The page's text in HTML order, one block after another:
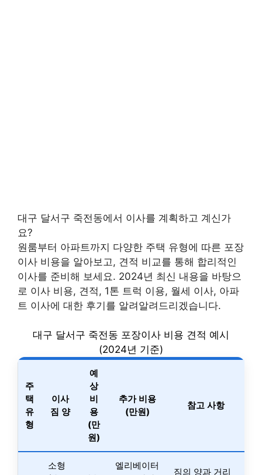
대구 달서구 죽전동에서 이사를 계획하고 계신가
요?
원룸부터 아파트까지 다양한 주택 유형에 따른 포장
이사 비용을 알아보고, 견적 비교를 통해 합리적인
이사를 준비해 보세요. 2024년 최신 내용을 바탕으
로 이사 비용, 견적, 1톤 트럭 이용, 월세 이사, 아파
트 이사에 대한 후기를 알려알려드리겠습니다.
대구 달서구 죽전동 포장이사 비용 견적 예시
(2024년 기준)
주
택
유
형
이사
짐 양
예
상
비
용
(만
원)
추가 비용
(만원)
참고 사항
소형
엘리베이터
짐의 양과 거리